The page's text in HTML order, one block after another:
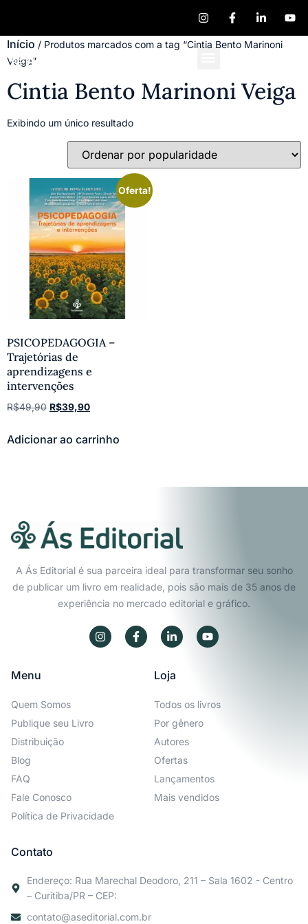
Início / Produtos marcados com a tag “Cintia Bento Marinoni
Veiga”
Cintia Bento Marinoni Veiga
Exibindo um único resultado
Oferta!
PSICOPEDAGOGIA –
Trajetórias de
aprendizagens e
intervenções
R$49,90 R$39,90
Adicionar ao carrinho
A Ás Editorial é sua parceira ideal para transformar seu sonho
de publicar um livro em realidade, pois são mais de 35 anos de
experiência no mercado editorial e gráfico.
Menu
Quem Somos
Publique seu Livro
Distribuição
Blog
FAQ
Fale Conosco
Política de Privacidade
Loja
Todos os livros
Por gênero
Autores
Ofertas
Lançamentos
Mais vendidos
Contato
Endereço: Rua Marechal Deodoro, 211 – Sala 1602 - Centro
– Curitiba/PR – CEP:
contato@aseditorial.com.br